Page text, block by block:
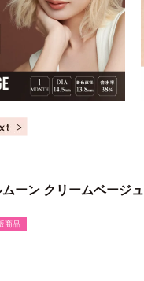
ーン クリームベージュ
商品